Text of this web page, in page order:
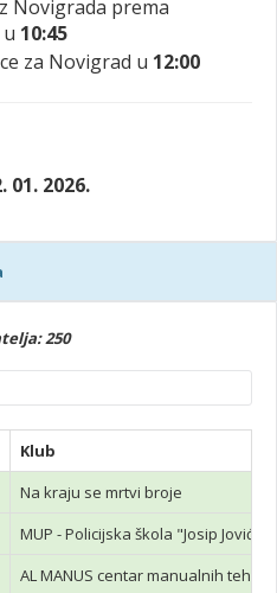
Novigrada prema
10:45
za Novigrad u 12:00
01. 2026.
250
Klub
Na kraju se mrtvi broje
MUP - Policijska škola "Josip Jović "
AL MANUS centar manualnih